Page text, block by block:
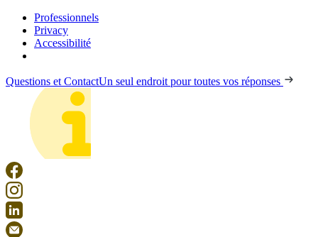
Professionnels
Privacy
Accessibilité
Questions et ContactUn seul endroit pour toutes vos réponses